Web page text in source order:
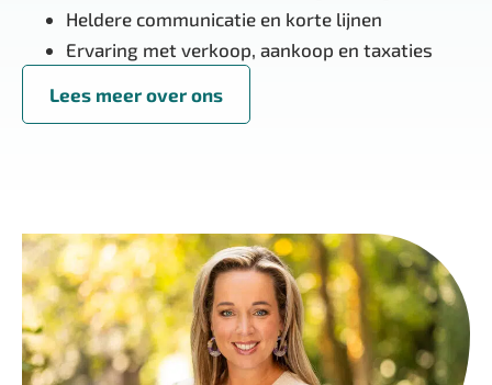
Heldere communicatie en korte lijnen
Ervaring met verkoop, aankoop en taxaties
Lees meer over ons